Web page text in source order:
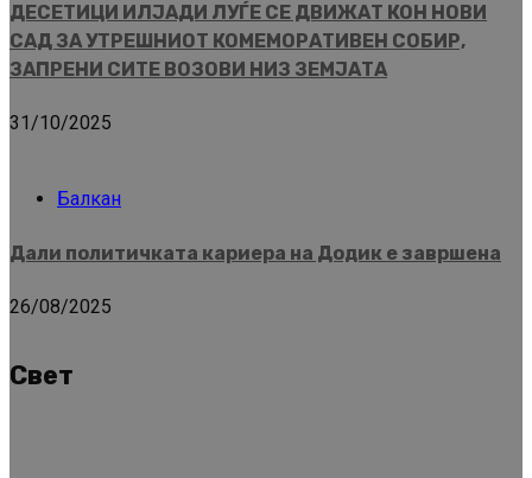
ДЕСЕТИЦИ ИЛЈАДИ ЛУЃЕ СЕ ДВИЖАТ КОН НОВИ
САД ЗА УТРЕШНИОТ КОМЕМОРАТИВЕН СОБИР,
ЗАПРЕНИ СИТЕ ВОЗОВИ НИЗ ЗЕМЈАТА
31/10/2025
Балкан
Дали политичката кариера на Додик е завршена
26/08/2025
Свет